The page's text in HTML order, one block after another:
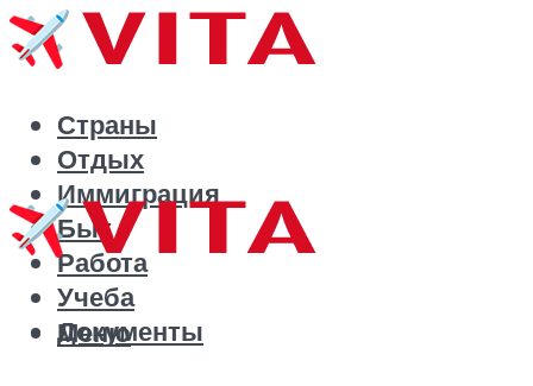
Страны
Отдых
Иммиграция
Быт
Работа
Учеба
Документы
Меню